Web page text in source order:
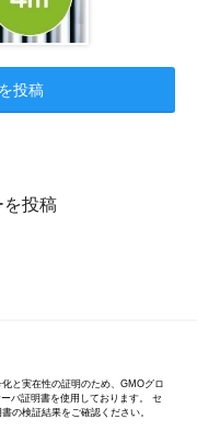
投稿
を投稿
と実在性の証明のため、GMOグロ
バ証明書を使用しております。 セ
の検証結果をご確認ください。